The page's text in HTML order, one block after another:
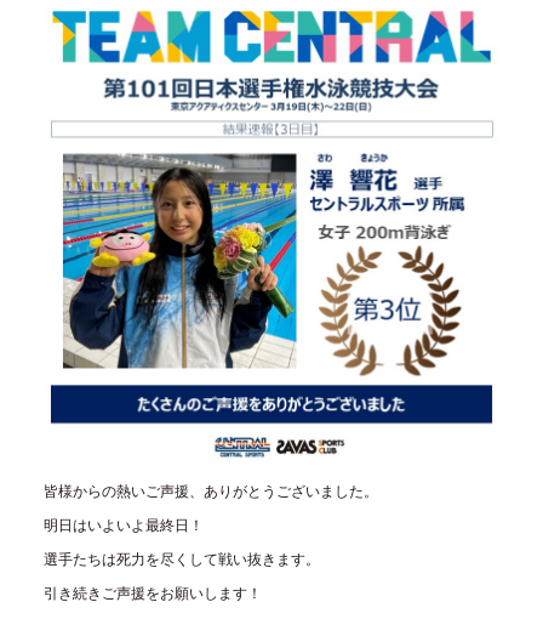
皆様からの熱いご声援、ありがとうございました。
明日はいよいよ最終日！
選手たちは死力を尽くして戦い抜きます。
引き続きご声援をお願いします！